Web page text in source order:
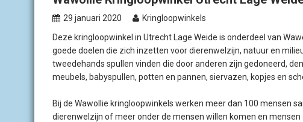
29 januari 2020
Kringloopwinkels
Deze kringloopwinkel in Utrecht Lage Weide is onderdeel van
goede doelen die zich inzetten voor dierenwelzijn, natuur en
tweedehands spullen vinden die door anderen zijn gedoneerd,
meubels, babyspullen, potten en pannen, siervazen, kopjes en
Bij de Wawollie kringloopwinkels werken meer dan 100 mensen
dierenwelzijn of meer onder de mensen willen komen en